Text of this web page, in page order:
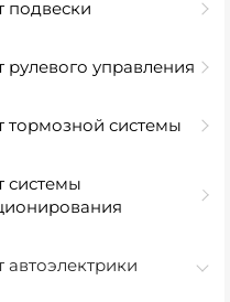
подвески
рулевого управления
тормозной системы
системы
автоэлектрики